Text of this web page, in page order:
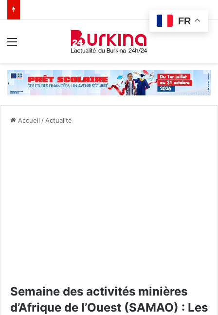
Accueil / Actualité
Semaine des activités minières
d’Afrique de l’Ouest (SAMAO) : Les
FR